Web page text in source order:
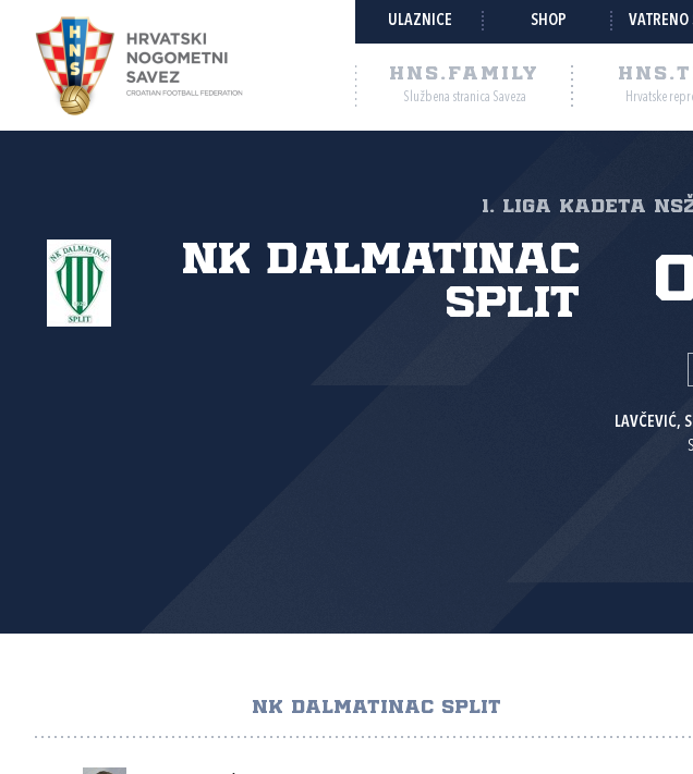
ULAZNICE SHOP VATRENO
HNS.FAMILY
Službena stranica Saveza Hrvatske
1. liga kadeta
NK Dalmatinac
Split
LAVČEVIĆ,
NK DALMATINAC SPLIT